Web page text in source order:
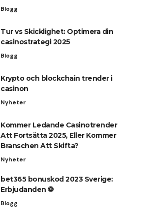
Blogg
Tur vs Skicklighet: Optimera din
casinostrategi 2025
Blogg
Krypto och blockchain trender i
casinon
Nyheter
Kommer Ledande Casinotrender
Att Fortsätta 2025, Eller Kommer
Branschen Att Skifta?
Nyheter
bet365 bonuskod 2023 Sverige:
Erbjudanden ⚽
Blogg